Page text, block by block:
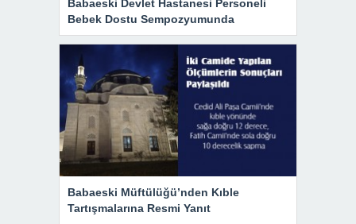
Babaeski Devlet Hastanesi Personeli
Bebek Dostu Sempozyumunda
Babaeski Müftülüğü’nden Kıble
Tartışmalarına Resmi Yanıt